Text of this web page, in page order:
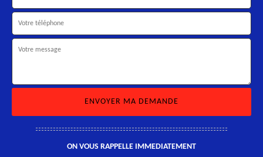
ON VOUS RAPPELLE IMMEDIATEMENT